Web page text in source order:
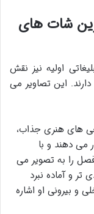
شات های
اولیه نیز نقش
این تصاویر می
های هنری جذاب،
می دهند و با
را به تصویر می
و آماده نبرد
و بیرونی او اشاره